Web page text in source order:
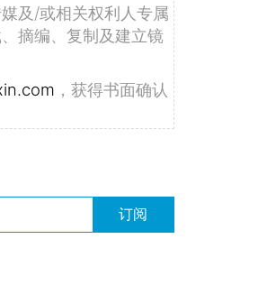
及/或相关权利人专属
摘编、复制及建立镜
，获得书面确认
订阅